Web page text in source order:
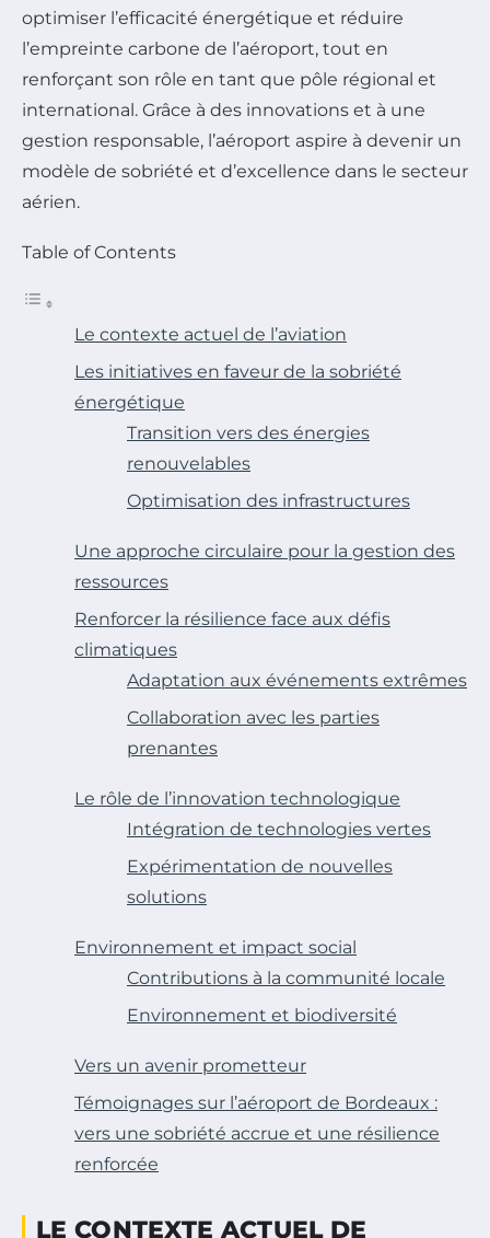
optimiser l’efficacité énergétique et réduire
l’empreinte carbone de l’aéroport, tout en
renforçant son rôle en tant que pôle régional et
international. Grâce à des innovations et à une
gestion responsable, l’aéroport aspire à devenir un
modèle de sobriété et d’excellence dans le secteur
aérien.
Table of Contents
Le contexte actuel de l’aviation
Les initiatives en faveur de la sobriété
énergétique
Transition vers des énergies
renouvelables
Optimisation des infrastructures
Une approche circulaire pour la gestion des
ressources
Renforcer la résilience face aux défis
climatiques
Adaptation aux événements extrêmes
Collaboration avec les parties
prenantes
Le rôle de l’innovation technologique
Intégration de technologies vertes
Expérimentation de nouvelles
solutions
Environnement et impact social
Contributions à la communité locale
Environnement et biodiversité
Vers un avenir prometteur
Témoignages sur l’aéroport de Bordeaux :
vers une sobriété accrue et une résilience
renforcée
LE CONTEXTE ACTUEL DE